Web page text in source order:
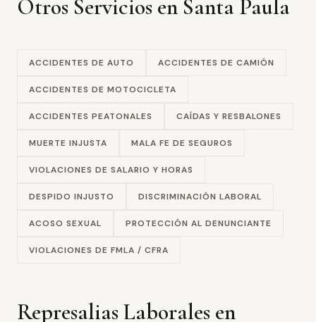
Otros Servicios en Santa Paula
ACCIDENTES DE AUTO ACCIDENTES DE CAMIÓN
ACCIDENTES DE MOTOCICLETA
ACCIDENTES PEATONALES CAÍDAS Y RESBALONES
MUERTE INJUSTA MALA FE DE SEGUROS
VIOLACIONES DE SALARIO Y HORAS
DESPIDO INJUSTO DISCRIMINACIÓN LABORAL
ACOSO SEXUAL PROTECCIÓN AL DENUNCIANTE
VIOLACIONES DE FMLA / CFRA
Represalias Laborales en